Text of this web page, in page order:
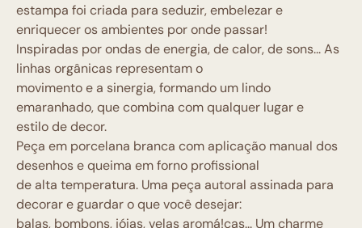
estampa foi criada para seduzir, embelezar e
enriquecer os ambientes por onde passar!
Inspiradas por ondas de energia, de calor, de sons... As
linhas orgânicas representam o
movimento e a sinergia, formando um lindo
emaranhado, que combina com qualquer lugar e
estilo de decor.
Peça em porcelana branca com aplicação manual dos
desenhos e queima em forno profissional
de alta temperatura. Uma peça autoral assinada para
decorar e guardar o que você desejar:
balas, bombons, jóias, velas aromá!cas... Um charme